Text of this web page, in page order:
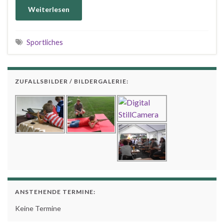
Weiterlesen
Sportliches
ZUFALLSBILDER / BILDERGALERIE:
ANSTEHENDE TERMINE:
Keine Termine